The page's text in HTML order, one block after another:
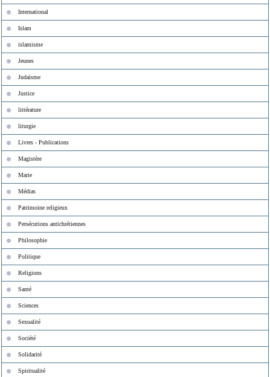
International
Islam
islamisme
Jeunes
Judaïsme
Justice
littérature
liturgie
Livres - Publications
Magistère
Marie
Médias
Patrimoine religieux
Persécutions antichrétiennes
Philosophie
Politique
Religions
Santé
Sciences
Sexualité
Société
Solidarité
Spiritualité